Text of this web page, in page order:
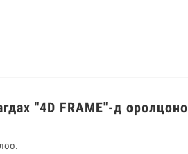
"4D FRAME"-д оролцоно